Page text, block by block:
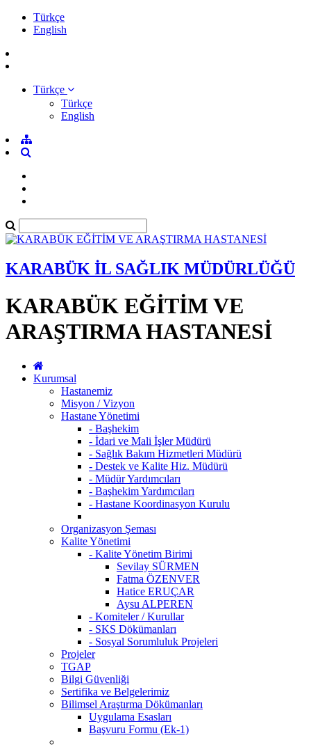
Türkçe
English
Türkçe
Türkçe
English
KARABÜK İL SAĞLIK MÜDÜRLÜĞÜ
KARABÜK EĞİTİM VE
ARAŞTIRMA HASTANESİ
Kurumsal
Hastanemiz
Misyon / Vizyon
Hastane Yönetimi
- Başhekim
- İdari ve Mali İşler Müdürü
- Sağlık Bakım Hizmetleri Müdürü
- Destek ve Kalite Hiz. Müdürü
- Müdür Yardımcıları
- Başhekim Yardımcıları
- Hastane Koordinasyon Kurulu
Organizasyon Şeması
Kalite Yönetimi
- Kalite Yönetim Birimi
Sevilay SÜRMEN
Fatma ÖZENVER
Hatice ERUÇAR
Aysu ALPEREN
- Komiteler / Kurullar
- SKS Dökümanları
- Sosyal Sorumluluk Projeleri
Projeler
TGAP
Bilgi Güvenliği
Sertifika ve Belgelerimiz
Bilimsel Araştırma Dökümanları
Uygulama Esasları
Başvuru Formu (Ek-1)